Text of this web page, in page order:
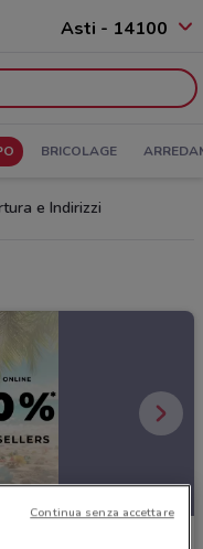
Asti - 14100
BRICOLAGE
e Indirizzi
Continua senza accettare